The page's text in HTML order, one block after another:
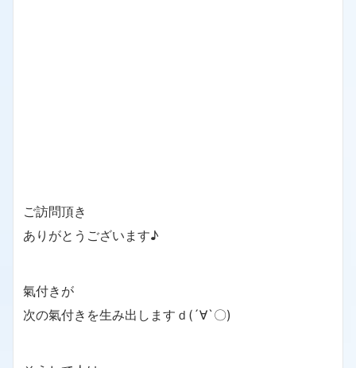
ご訪問頂き
ありがとうございます♪
氣付きが
次の氣付きを生み出しますｄ(´∀`〇)